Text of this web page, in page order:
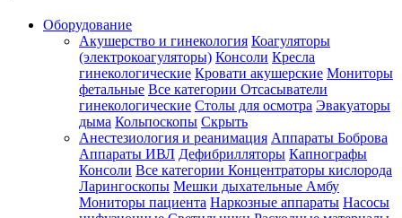
Оборудование
Акушерство и гинекология Коагуляторы
(электрокоагуляторы) Консоли Кресла
гинекологические Кровати акушерские Мониторы
фетальные Все категории Отсасыватели
гинекологические Столы для осмотра Эвакуаторы
дыма Кольпоскопы Скрыть
Анестезиология и реанимация Аппараты Боброва
Аппараты ИВЛ Дефибрилляторы Капнографы
Консоли Все категории Концентраторы кислорода
Ларингоскопы Мешки дыхательные Амбу
Мониторы пациента Наркозные аппараты Насосы